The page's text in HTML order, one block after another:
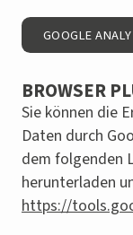
GOOGLE
BROWSER
Sie können die
Daten durch
dem folgenden
herunterladen
https://